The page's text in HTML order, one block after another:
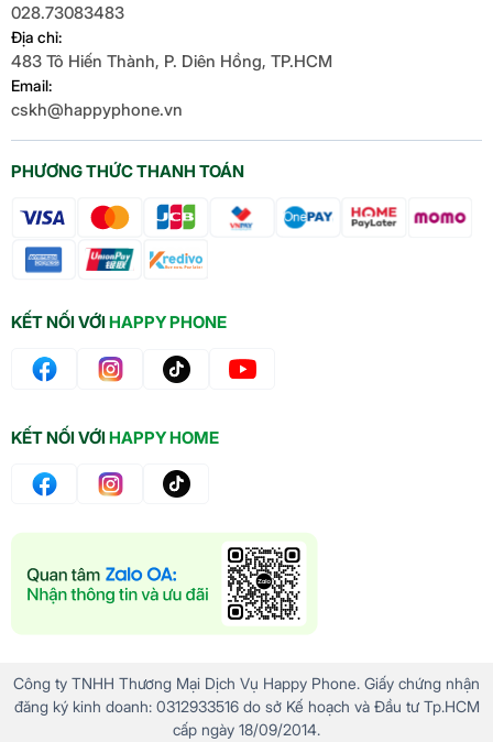
PHƯƠNG THỨC THANH TOÁN
KẾT NỐI VỚIHAPPY PHONE
028.73083483
Địa chỉ:
483 Tô Hiến Thành, P. Diên Hồng, TP.HCM
Email:
cskh@happyphone.vn
KẾT NỐI VỚIHAPPY HOME
Công ty TNHH Thương Mại Dịch Vụ Happy Phone. Giấy chứng nhận
đăng ký kinh doanh: 0312933516 do sở Kế hoạch và Đầu tư Tp.HCM
cấp ngày 18/09/2014.